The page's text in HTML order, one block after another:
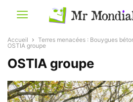
Accueil
Terres menacées : Bouygues
OSTIA groupe
OSTIA groupe